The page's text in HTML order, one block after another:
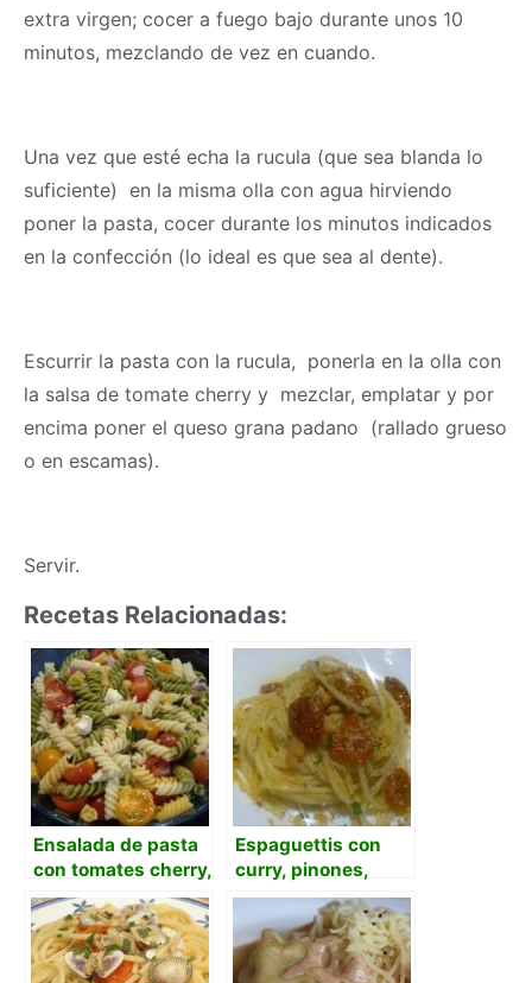
extra virgen; cocer a fuego bajo durante unos 10
minutos, mezclando de vez en cuando.
Una vez que esté echa la rucula (que sea blanda lo
suficiente) en la misma olla con agua hirviendo
poner la pasta, cocer durante los minutos indicados
en la confección (lo ideal es que sea al dente).
Escurrir la pasta con la rucula, ponerla en la olla con
la salsa de tomate cherry y mezclar, emplatar y por
encima poner el queso grana padano (rallado grueso
o en escamas).
Servir.
Recetas Relacionadas:
Ensalada de pasta
con tomates cherry,
queso feta y
albahaca
Espaguettis con
curry, pinones,
tomatitos cherry y
atun